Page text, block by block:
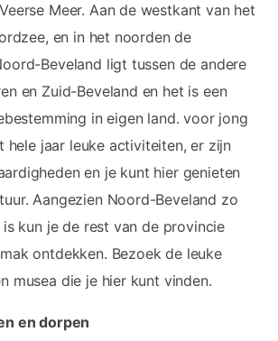
Meer. Aan de westkant van het
en in het noorden de
Beveland ligt tussen de andere
en Zuid-Beveland en het is een
in eigen land. voor jong
hele jaar leuke activiteiten, er zijn
en je kunt hier genieten
Aangezien Noord-Beveland zo
kun je de rest van de provincie
ontdekken. Bezoek de leuke
musea die je hier kunt vinden.
en dorpen